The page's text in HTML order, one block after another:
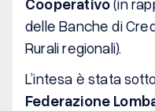
delle Banche di
Rurali regionali).
L’intesa è stata
Federazione